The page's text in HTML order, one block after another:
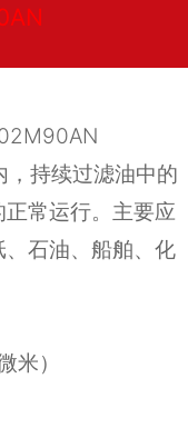
持续过滤油中的
常运行。主要应
石油、船舶、化
米）